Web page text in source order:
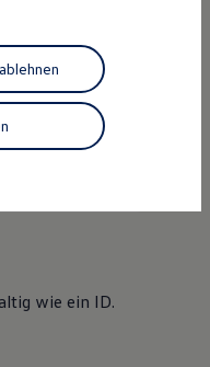
finden
und Shop
verbinden
wie ein ID.